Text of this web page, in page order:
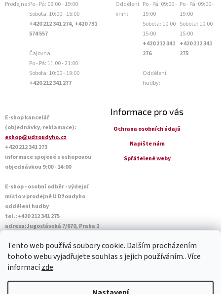
Tento web používá soubory cookie. Dalším procházením
tohoto webu vyjadřujete souhlas s jejich používáním.. Více
informacízde.
Prodejna:Po - Pá: 09:00 - 19:00
Sobota: 10:00 - 15:00
+420 212 341 274, +420 731
574 557
Čajovna:
Po - Pá: 11:00 - 21:00
Sobota: 10:00 - 19:00
+420 212 341 277
Oddělení
knih:
Po - Pá: 09:00 -
19:00
Sobota: 10:00 -
15:00
+420 212 341
276
Oddělení
hudby:
Po - Pá: 09:00 -
19:00
Sobota: 10:00 -
15:00
+420 212 341
275
E-shop kancelář
(objednávky, reklamace):
eshop@udzoudyho.cz
+420 212 341 273
informace spojené s eshopovou
objednávkou 9:00 - 14:00
E-shop - osobní odběr - výdejní
místo v prodejně U Džoudyho
oddělení hudby
tel.:+420 212 341 275
adresa:Jugoslávská 7/670, Praha 2
Sobota: 10:00 - 14:45
Informace pro vás
Ochrana osobních údajů
Napište nám
Spřátelené weby